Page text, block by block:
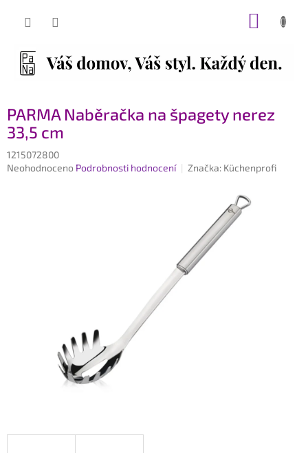
PARMA Naběračka na špagety nerez
33,5 cm
1215072800
Průměrné
Neohodnoceno Podrobnosti hodnocení Značka: Küchenprofi